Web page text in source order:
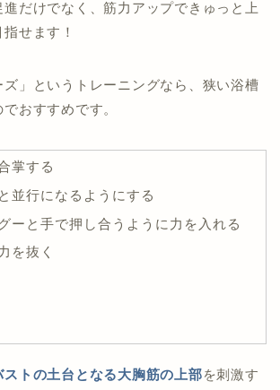
ツボにおく
だけでなく、筋力アップできゅっと上
せます！
ズ」というトレーニングなら、狭い浴槽
おすすめです。
掌する
並行になるようにする
ーと手で押し合うように力を入れる
を抜く
ストの土台となる大胸筋の上部を刺激す